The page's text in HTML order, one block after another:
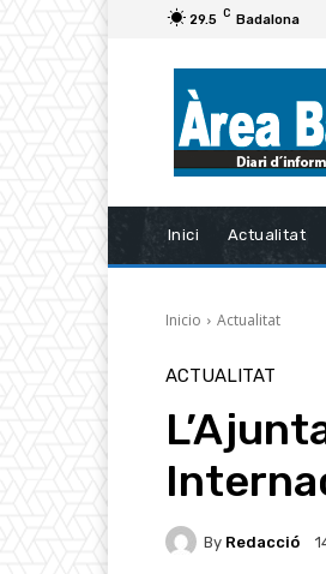
29.5 C Badalona
Inici Actualitat
Inicio Actualitat
ACTUALITAT
By Redacció